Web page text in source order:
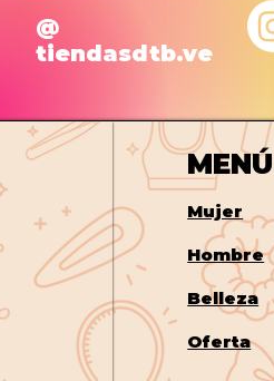
@
tiendasdtb.ve
MENÚ
Mujer
Hombre
Belleza
Oferta